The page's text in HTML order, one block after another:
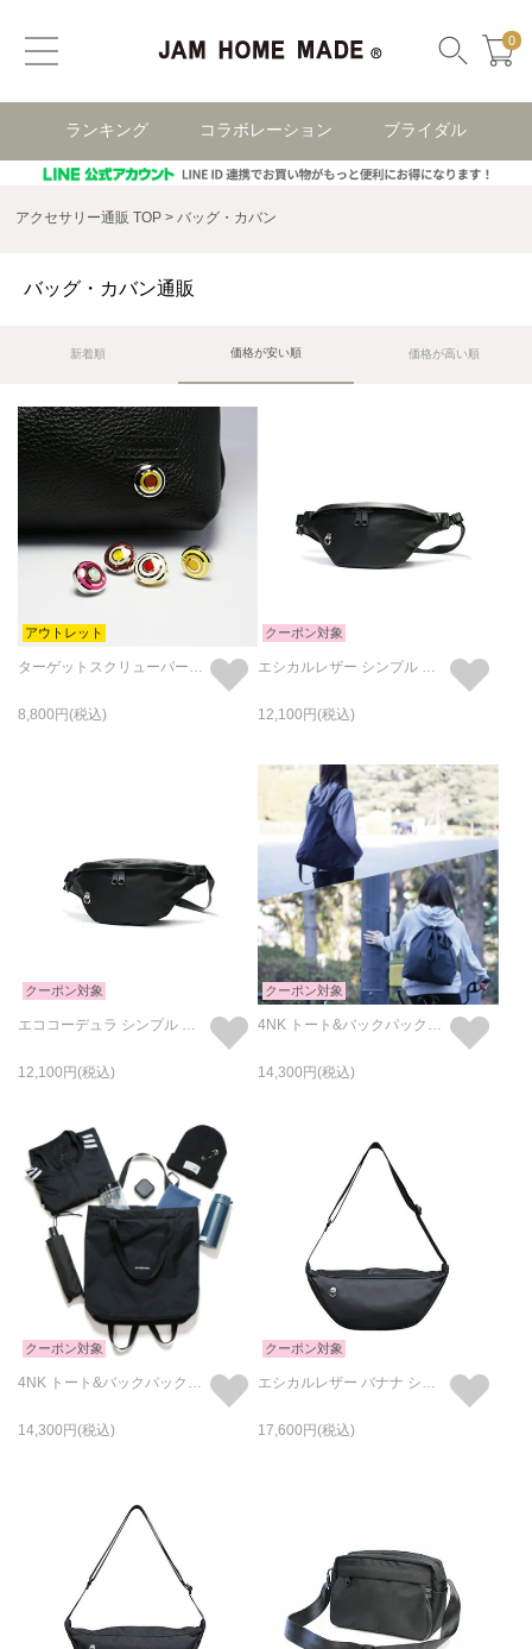
0
ランキング コラボレーション ブライダル
アクセサリー通販 TOP バッグ・カバン
バッグ・カバン通販
価格が安い順 価格が高い順
新着順
アウトレット
ターゲットスクリューパーツ M SET
8,800
クーポン対象
エシカルレザー シンプル ミニ ウエストポーチ ボディバッグ 2L
12,100
クーポン対象
エココーデュラ シンプル ミニ ウエストポーチ ボディバッグ 2L
12,100
クーポン対象
4NK トート&バックパック・リュック 無地 "4NK experiment back bag Series #zwei"
14,300
クーポン対象
4NK トート&バックパック・リュック "4NK experiment back bag Series #zwei"
14,300
クーポン対象
エシカルレザー バナナ ショルダー ボディバッグ Mサイズ オリジナル/日本製
17,600